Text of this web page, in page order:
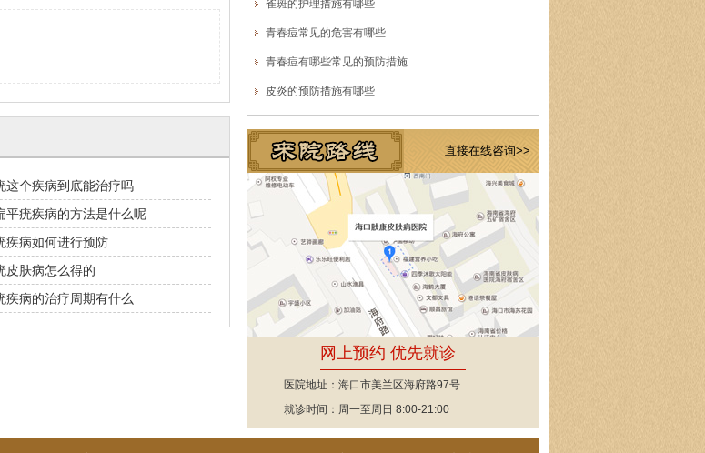
这个疾病到底能治疗吗
平疣疾病的方法是什么呢
疾病如何进行预防
皮肤病怎么得的
疾病的治疗周期有什么
雀斑的护理措施有哪些
青春痘常见的危害有哪些
青春痘有哪些常见的预防措施
皮炎的预防措施有哪些
直接在线咨询>>
网上预约 优先就诊
医院地址：海口市美兰区海府路97号
就诊时间：周一至周日 8:00-21:00